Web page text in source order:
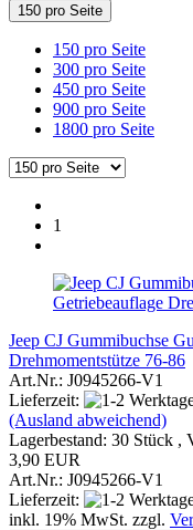
150 pro Seite
150 pro Seite
300 pro Seite
450 pro Seite
900 pro Seite
1800 pro Seite
1
Jeep CJ Gummibuchse
Drehmomentstütze 76-86
Art.Nr.: J0945266-V1
Lieferzeit:
(Ausland abweichend)
Lagerbestand: 30 Stück ,
3,90 EUR
Art.Nr.: J0945266-V1
Lieferzeit:
inkl. 19% MwSt. zzgl.